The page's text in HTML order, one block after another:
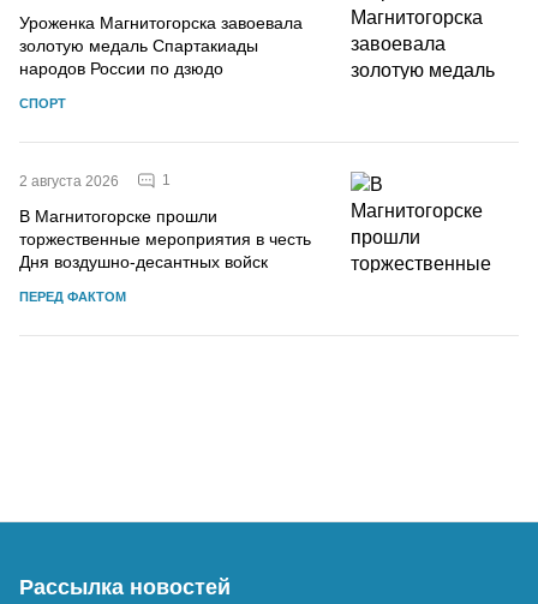
Уроженка Магнитогорска завоевала
золотую медаль Спартакиады
народов России по дзюдо
СПОРТ
2 августа 2026 1
В Магнитогорске прошли
торжественные мероприятия в честь
Дня воздушно-десантных войск
ПЕРЕД ФАКТОМ
Рассылка новостей